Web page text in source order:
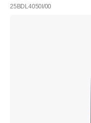
25BDL4050I/00